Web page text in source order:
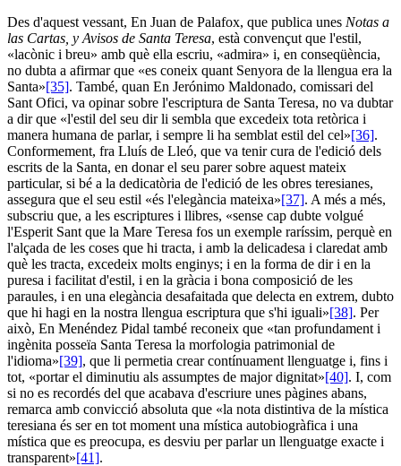
Des d'aquest vessant, En Juan de Palafox, que publica unes Notas a
las Cartas, y Avisos de Santa Teresa, està convençut que l'estil,
«lacònic i breu» amb què ella escriu, «admira» i, en conseqüència,
no dubta a afirmar que «es coneix quant Senyora de la llengua era la
Santa»[35]. També, quan En Jerónimo Maldonado, comissari del
Sant Ofici, va opinar sobre l'escriptura de Santa Teresa, no va dubtar
a dir que «l'estil del seu dir li sembla que excedeix tota retòrica i
manera humana de parlar, i sempre li ha semblat estil del cel»[36].
Conformement, fra Lluís de Lleó, que va tenir cura de l'edició dels
escrits de la Santa, en donar el seu parer sobre aquest mateix
particular, si bé a la dedicatòria de l'edició de les obres teresianes,
assegura que el seu estil «és l'elegància mateixa»[37]. A més a més,
subscriu que, a les escriptures i llibres, «sense cap dubte volgué
l'Esperit Sant que la Mare Teresa fos un exemple raríssim, perquè en
l'alçada de les coses que hi tracta, i amb la delicadesa i claredat amb
què les tracta, excedeix molts enginys; i en la forma de dir i en la
puresa i facilitat d'estil, i en la gràcia i bona composició de les
paraules, i en una elegància desafaitada que delecta en extrem, dubto
que hi hagi en la nostra llengua escriptura que s'hi iguali»[38]. Per
això, En Menéndez Pidal també reconeix que «tan profundament i
ingènita posseïa Santa Teresa la morfologia patrimonial de
l'idioma»[39], que li permetia crear contínuament llenguatge i, fins i
tot, «portar el diminutiu als assumptes de major dignitat»[40]. I, com
si no es recordés del que acabava d'escriure unes pàgines abans,
remarca amb convicció absoluta que «la nota distintiva de la mística
teresiana és ser en tot moment una mística autobiogràfica i una
mística que es preocupa, es desviu per parlar un llenguatge exacte i
transparent»[41].